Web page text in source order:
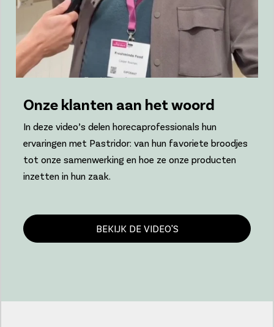
Onze klanten aan het woord
In deze video’s delen horecaprofessionals hun
ervaringen met Pastridor: van hun favoriete broodjes
tot onze samenwerking en hoe ze onze producten
inzetten in hun zaak.
BEKIJK DE VIDEO'S